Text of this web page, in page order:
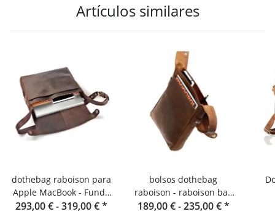
Artículos similares
dothebag raboison para
Apple MacBook - Funda
para portátil de cuero
293,00 € -319,00 €*
bolsos dothebag
raboison - raboison bag
upend formato vertical
189,00 € -235,00 €*